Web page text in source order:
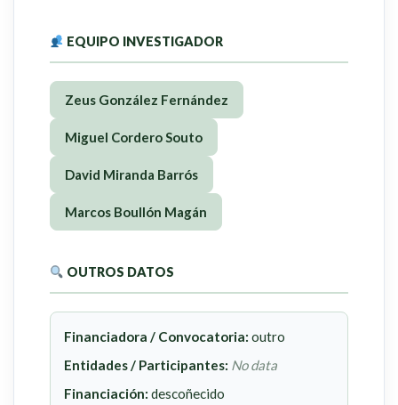
EQUIPO INVESTIGADOR
Zeus González Fernández
Miguel Cordero Souto
David Miranda Barrós
Marcos Boullón Magán
OUTROS DATOS
Financiadora / Convocatoria: outro
Entidades / Participantes: No data
Financiación: descoñecido